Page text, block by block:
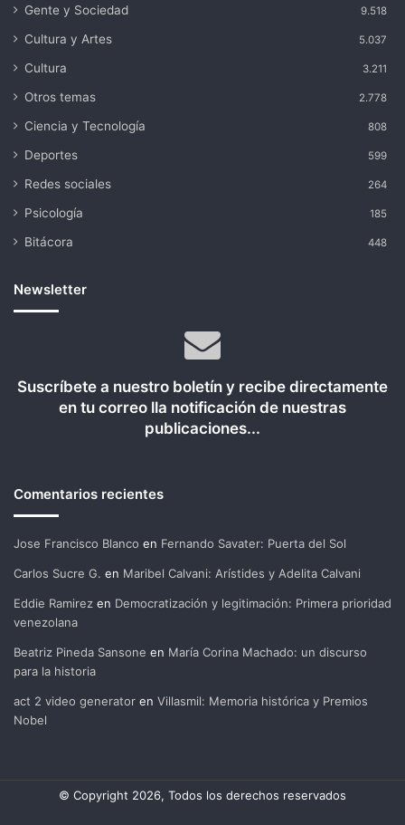
Gente y Sociedad 9.518
Cultura y Artes 5.037
Cultura 3.211
Otros temas 2.778
Ciencia y Tecnología 808
Deportes 599
Redes sociales 264
Psicología 185
Bitácora 448
Newsletter
Suscríbete a nuestro boletín y recibe directamente
en tu correo lla notificación de nuestras
publicaciones...
Comentarios recientes
Jose Francisco Blanco en Fernando Savater: Puerta del Sol
Carlos Sucre G. en Maribel Calvani: Arístides y Adelita Calvani
Eddie Ramirez en Democratización y legitimación: Primera prioridad
venezolana
Beatriz Pineda Sansone en María Corina Machado: un discurso
para la historia
act 2 video generator en Villasmil: Memoria histórica y Premios
Nobel
© Copyright 2026, Todos los derechos reservados